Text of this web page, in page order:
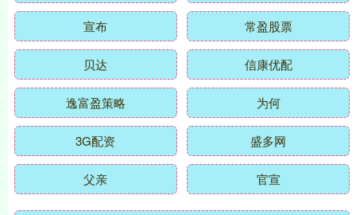
宣布 常盈股票
贝达 信康优配
逸富盈策略 为何
3G配资 盛多网
父亲 官宣